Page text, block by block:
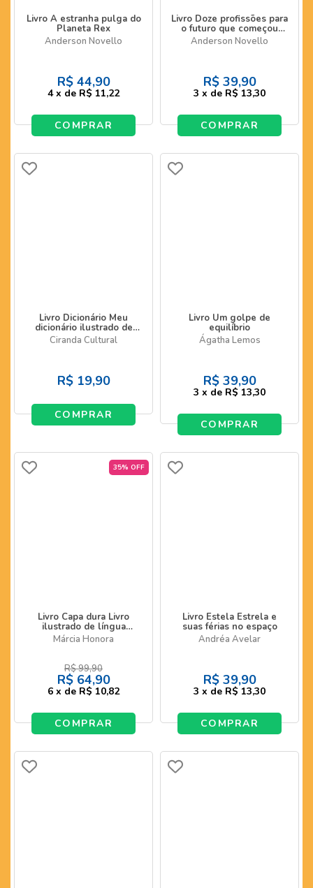
Livro A estranha pulga do
Planeta Rex
Anderson Novello
R$ 44,90
4 x de R$ 11,22
COMPRAR
Livro Doze profissões para
o futuro que começou
ontem
Anderson Novello
R$ 39,90
3 x de R$ 13,30
COMPRAR
Livro Dicionário Meu
dicionário ilustrado de
Língua Portuguesa
Ciranda Cultural
R$ 19,90
COMPRAR
Livro Um golpe de
equilíbrio
Ágatha Lemos
R$ 39,90
3 x de R$ 13,30
COMPRAR
35% OFF
Livro Capa dura Livro
ilustrado de língua
brasileira de sinais
Márcia Honora
R$99,90
R$ 64,90
6 x de R$ 10,82
COMPRAR
Livro Estela Estrela e
suas férias no espaço
Andréa Avelar
R$ 39,90
3 x de R$ 13,30
COMPRAR